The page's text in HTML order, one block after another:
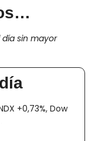
sin mayor
+0,73%, Dow